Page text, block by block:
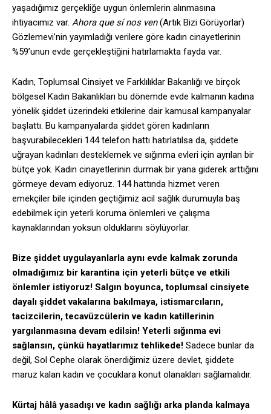
yaşadığımız gerçekliğe uygun önlemlerin alınmasına
ihtiyacımız var. Ahora que sí nos ven(Artık Bizi Görüyorlar)
Gözlemevi’nin yayımladığı verilere göre kadın cinayetlerinin
%59’unun evde gerçekleştiğini hatırlamakta fayda var.
Kadın, Toplumsal Cinsiyet ve Farklılıklar Bakanlığı ve birçok
bölgesel Kadın Bakanlıkları bu dönemde evde kalmanın kadına
yönelik şiddet üzerindeki etkilerine dair kamusal kampanyalar
başlattı. Bu kampanyalarda şiddet gören kadınların
başvurabilecekleri 144 telefon hattı hatırlatılsa da, şiddete
uğrayan kadınları desteklemek ve sığınma evleri için ayrılan bir
bütçe yok. Kadın cinayetlerinin durmak bir yana giderek arttığını
görmeye devam ediyoruz. 144 hattında hizmet veren
emekçiler bile içinden geçtiğimiz acil sağlık durumuyla baş
edebilmek için yeterli koruma önlemleri ve çalışma
kaynaklarından yoksun olduklarını söylüyorlar.
Bize şiddet uygulayanlarla aynı evde kalmak zorunda
olmadığımız bir karantina için yeterli bütçe ve etkili
önlemler istiyoruz! Salgın boyunca, toplumsal cinsiyete
dayalı şiddet vakalarına bakılmaya, istismarcıların,
tacizcilerin, tecavüzcülerin ve kadın katillerinin
yargılanmasına devam edilsin! Yeterli sığınma evi
sağlansın, çünkü hayatlarımız tehlikede! Sadece bunlar da
değil, Sol Cephe olarak önerdiğimiz üzere devlet, şiddete
maruz kalan kadın ve çocuklara konut olanakları sağlamalıdır.
Kürtaj hâlâ yasadışı ve kadın sağlığı arka planda kalmaya